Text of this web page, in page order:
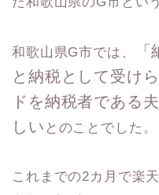
和歌山県G市では、
と納税として受け
ドを納税者である
しい とのことでした。
これまでの2カ月で楽